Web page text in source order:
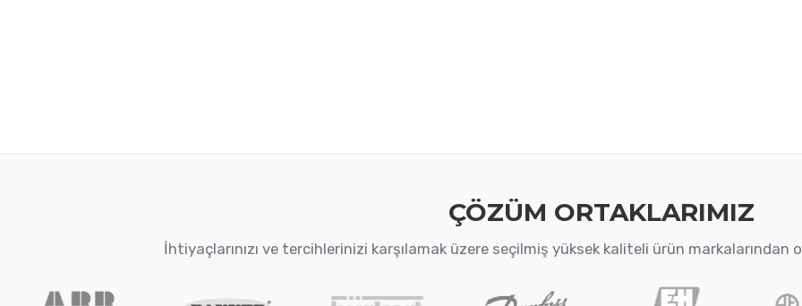
ÇÖZÜM ORTAKLARIMIZ
İhtiyaçlarınızı ve tercihlerinizi karşılamak üzere seçilmiş yüksek kaliteli ürün